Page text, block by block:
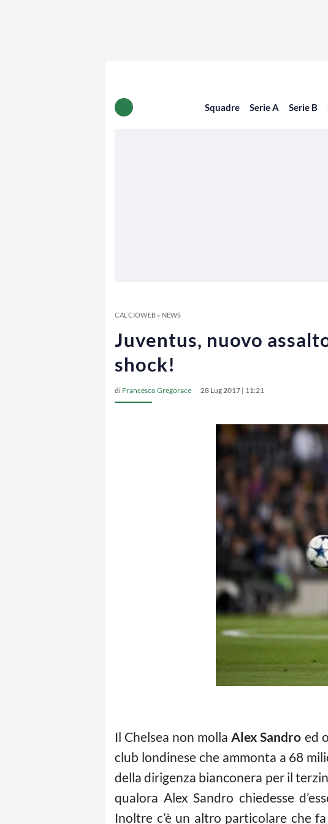
Squadre Serie A Serie B
CALCIOWEB» NEWS
Juventus, nuovo
shock!
di Francesco Gregorace 28 Lug 2017 | 11:21
Il Chelsea non mollaAlex Sandro ed
club londinese che ammonta a 68
della dirigenza bianconera per il
qualora Alex Sandro chiedesse
Inoltre c’è un altro particolare che